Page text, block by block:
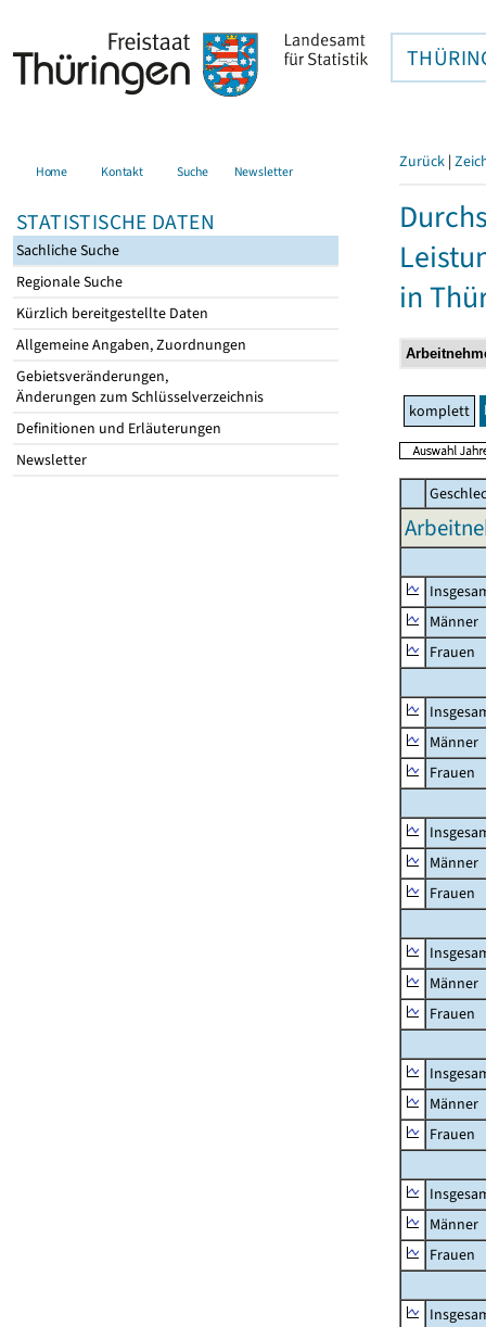
Home Kontakt Suche Newsletter
STATISTISCHE DATEN
Sachliche Suche
Regionale Suche
Kürzlich bereitgestellte Daten
Allgemeine Angaben, Zuordnungen
Gebietsveränderungen,
Änderungen zum Schlüsselverzeichnis
Definitionen und Erläuterungen
Newsletter
Zurück |
in
komplett
Männer
Frauen
Männer
Frauen
Männer
Frauen
Männer
Frauen
Männer
Frauen
Männer
Frauen